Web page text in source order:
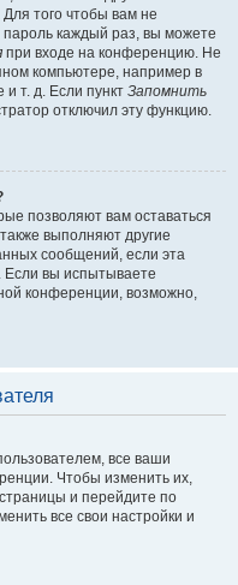
того чтобы вам не
пароль каждый раз, вы можете
при входе на конференцию. Не
компьютере, например в
т. д. Если пункт Запомнить
отключил эту функцию.
позволяют вам оставаться
выполняют другие
сообщений, если эта
Если вы испытываете
конференции, возможно,
все ваши
Чтобы изменить их,
и перейдите по
все свои настройки и